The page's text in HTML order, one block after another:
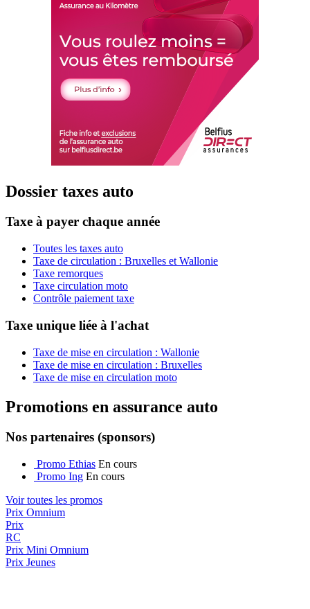
Dossier taxes auto
Taxe à payer chaque année
Toutes les taxes auto
Taxe de circulation : Bruxelles et Wallonie
Taxe remorques
Taxe circulation moto
Contrôle paiement taxe
Taxe unique liée à l'achat
Taxe de mise en circulation : Wallonie
Taxe de mise en circulation : Bruxelles
Taxe de mise en circulation moto
Promotions en assurance auto
Nos partenaires (sponsors)
Promo Ethias En cours
Promo Ing En cours
Voir toutes les promos
Prix Omnium
Prix
RC
Prix Mini Omnium
Prix Jeunes